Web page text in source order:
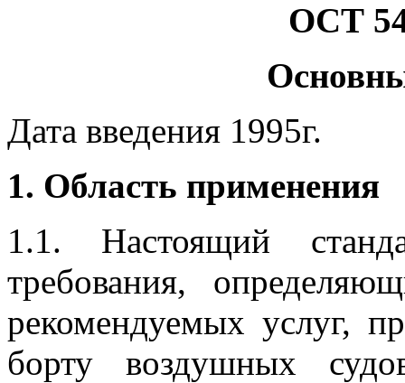
ОСТ
Дата введения 1995г.
1. Область применения
1.1. Настоящий
требования,
рекомендуемых услуг,
борту воздушных